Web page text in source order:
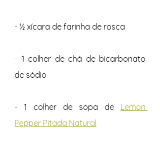
- ½ xícara de farinha de rosca
- 1 colher de chá de bicarbonato
de sódio
- 1 colher de sopa de Lemon
Pepper Pitada Natural